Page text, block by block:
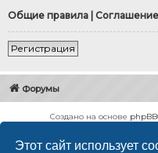
Этот сайт использует
Общие правила
Регистрация
Форумы
Создано на основе phpBB